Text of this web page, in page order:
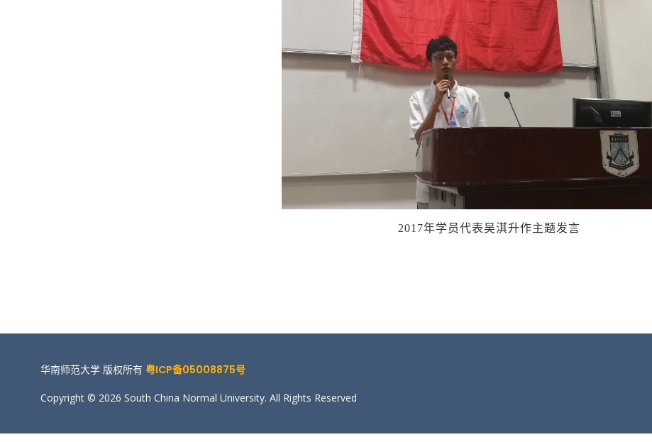
2017年学员代表吴淇升作主题发言
华南师范大学 版权所有 粤ICP备05008875号
Copyright © 2026 South China Normal University. All Rights Reserved